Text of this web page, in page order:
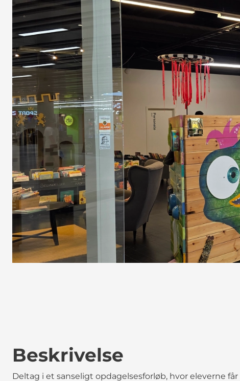
Beskrivelse
Deltag i et sanseligt opdagelsesforløb, hvor eleverne